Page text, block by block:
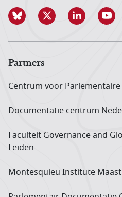
Partners
Centrum voor Parlementaire
Documentatie centrum
Faculteit Governance and
Leiden
Montesquieu Institute